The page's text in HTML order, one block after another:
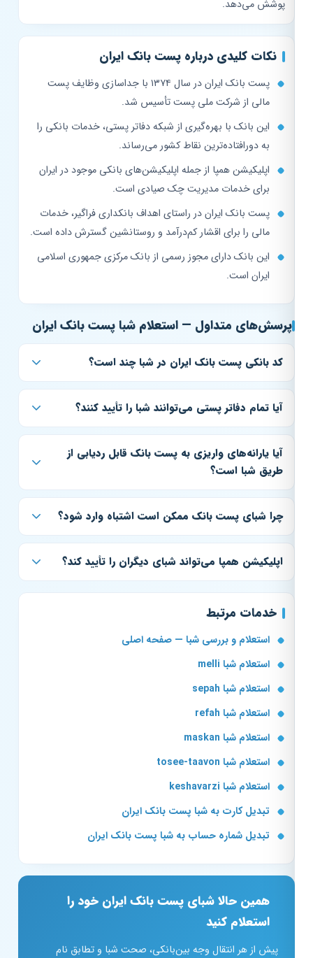
پوشش می‌دهد.
نکات کلیدی درباره پست بانک ایران
پست بانک ایران در سال ۱۳۷۴ با جداسازی وظایف پست
مالی از شرکت ملی پست تأسیس شد.
این بانک با بهره‌گیری از شبکه دفاتر پستی، خدمات بانکی را
به دورافتاده‌ترین نقاط کشور می‌رساند.
اپلیکیشن همپا از جمله اپلیکیشن‌های بانکی موجود در ایران
برای خدمات مدیریت چک صیادی است.
پست بانک ایران در راستای اهداف بانکداری فراگیر، خدمات
مالی را برای اقشار کم‌درآمد و روستانشین گسترش داده است.
این بانک دارای مجوز رسمی از بانک مرکزی جمهوری اسلامی
ایران است.
پرسش‌های متداول — استعلام شبا پست بانک ایران
کد بانکی پست بانک ایران در شبا چند است؟
آیا تمام دفاتر پستی می‌توانند شبا را تأیید کنند؟
آیا یارانه‌های واریزی به پست بانک قابل ردیابی از
طریق شبا است؟
چرا شبای پست بانک ممکن است اشتباه وارد شود؟
اپلیکیشن همپا می‌تواند شبای دیگران را تأیید کند؟
خدمات مرتبط
استعلام و بررسی شبا — صفحه اصلی
استعلام شبا melli
استعلام شبا sepah
استعلام شبا refah
استعلام شبا maskan
استعلام شبا tosee-taavon
استعلام شبا keshavarzi
تبدیل کارت به شبا پست بانک ایران
تبدیل شماره حساب به شبا پست بانک ایران
همین حالا شبای پست بانک ایران خود را
استعلام کنید
پیش از هر انتقال وجه بین‌بانکی، صحت شبا و تطابق نام